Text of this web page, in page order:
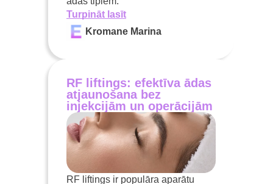
Turpināt lasīt
Kromane Marina
RF liftings: efektīva ādas
atjaunošana bez
injekcijām un operācijām
RF liftings ir populāra aparātu